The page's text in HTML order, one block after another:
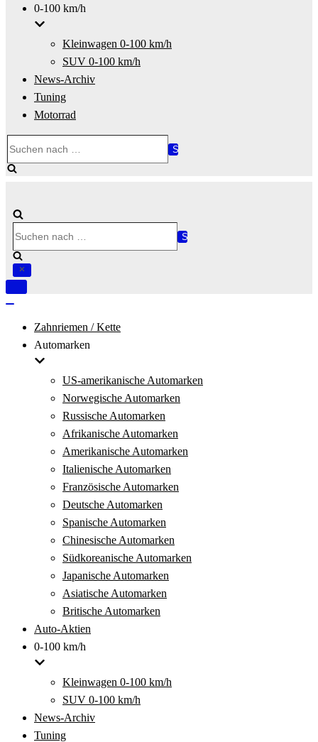
0-100 km/h
Kleinwagen 0-100 km/h
SUV 0-100 km/h
News-Archiv
Tuning
Motorrad
nach …
nach …
Navigation
Zahnriemen / Kette
Automarken
US-amerikanische Automarken
Norwegische Automarken
Russische Automarken
Afrikanische Automarken
Amerikanische Automarken
Italienische Automarken
Französische Automarken
Deutsche Automarken
Spanische Automarken
Chinesische Automarken
Südkoreanische Automarken
Japanische Automarken
Asiatische Automarken
Britische Automarken
Auto-Aktien
0-100 km/h
Kleinwagen 0-100 km/h
SUV 0-100 km/h
News-Archiv
Tuning